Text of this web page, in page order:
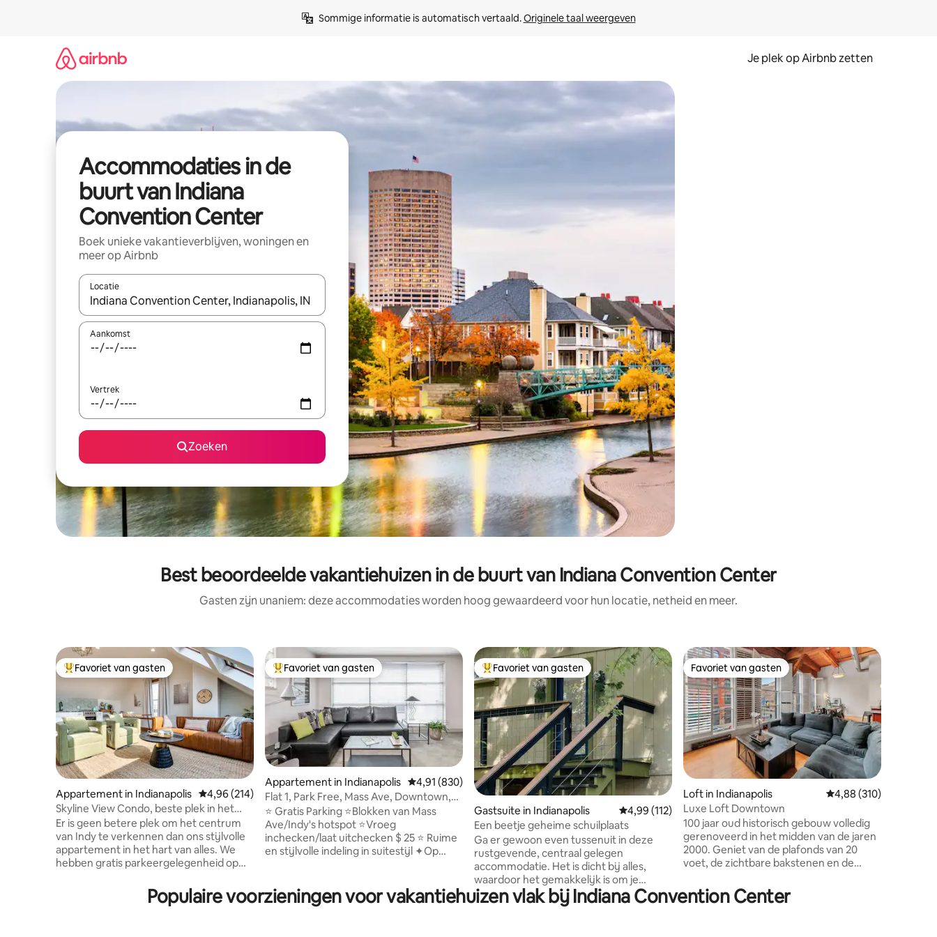
Sommige informatie is automatisch vertaald. Originele taal weergeven
Je plek op Airbnb zetten
Accommodaties in de
buurt van Indiana
Convention Center
Boek unieke vakantieverblijven, woningen en
meer op Airbnb
Locatie
Wanneer er resultaten beschikbaar zijn, maak je een keuze met je de pijltjestoetsen omhoog en omlaag, óf door te tikken of swipen.
Aankomst
Vertrek
Zoeken
Best beoordeelde vakantiehuizen in de buurt van Indiana Convention Center
Gasten zijn unaniem: deze accommodaties worden hoog gewaardeerd voor hun locatie, netheid en meer.
Topfavoriet van gasten
Favoriet van gasten
Appartement in Indianapolis Gemiddelde beoordeling van 4,96 op 5, 214 recensies
4,96 (214)
Skyline View Condo, beste plek in het
centrum, GRATIS parkeren!
Er is geen betere plek om het centrum
van Indy te verkennen dan ons stijlvolle
appartement in het hart van alles. We
hebben gratis parkeergelegenheid op
nodig! Stap buiten de voordeur en ga
naar de levendige vermakelijke en
Topfavoriet van gasten
Favoriet van gasten
Appartement in Indianapolis Gemiddelde beoordeling van 4,91 op 5, 830 recensies
4,91 (830)
Flat 1, Park Free, Mass Ave, Downtown,
kingsize bed
⭐ Gratis Parking ⭐Blokken van Mass
Ave/Indy's hotspot ⭐Vroeg
inchecken/laat uitchecken $ 25 ⭐ Ruime
en stijlvolle indeling in suitestijl ✦Op
beoordeelde verhuurders/we zijn lokaal!
➠ Cultureel pad/wereldklasse 🛌 Eigen
Topfavoriet van gasten
Favoriet van gasten
Gastsuite in Indianapolis Gemiddelde beoordeling van 4,99 op 5, 112 recensies
4,99 (112)
Een beetje geheime schuilplaats
Ga er gewoon even tussenuit in deze
rustgevende, centraal gelegen
accommodatie. Het is dicht bij alles,
waardoor het gemakkelijk is om je
bezoek te plannen. Het is dicht bij de
luchthaven, sportevenementen en het
Favoriet van gasten
Favoriet van gasten
Loft in Indianapolis Gemiddelde
4,88 (310)
Luxe Loft Downtown
100 jaar oud historisch gebouw volledig
gerenoveerd in het midden van de jaren
2000. Geniet van de plafonds van 20
voet, de zichtbare bakstenen en de
locatie, je kunt zowat overal in het
centrum van Indy lopen. 3 minuten lopen
Populaire voorzieningen voor vakantiehuizen vlak bij Indiana Convention Center